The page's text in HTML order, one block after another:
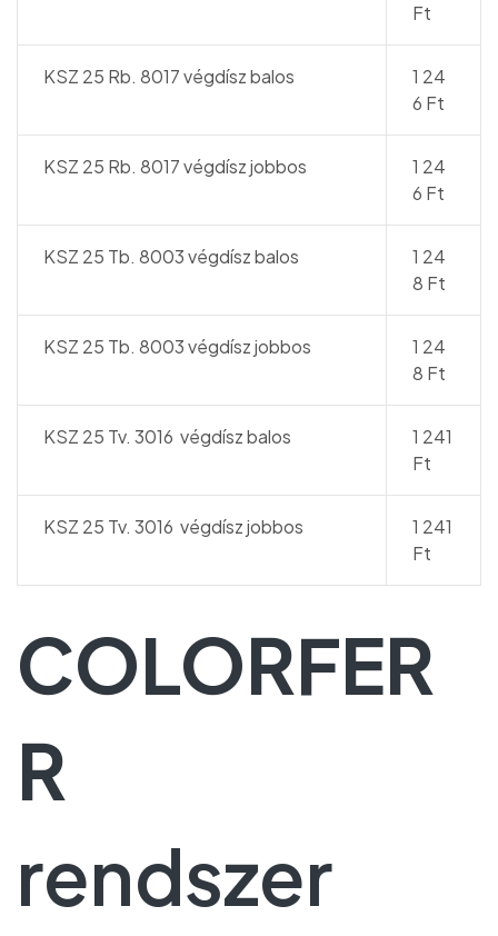
Ft
KSZ 25 Rb. 8017 végdísz balos
1 24
6 Ft
KSZ 25 Rb. 8017 végdísz jobbos
1 24
6 Ft
KSZ 25 Tb. 8003 végdísz balos
1 24
8 Ft
KSZ 25 Tb. 8003 végdísz jobbos
1 24
8 Ft
KSZ 25 Tv. 3016 végdísz balos
1 241
Ft
KSZ 25 Tv. 3016 végdísz jobbos
1 241
Ft
COLORFER
R
rendszer